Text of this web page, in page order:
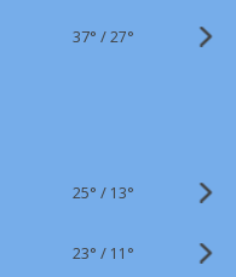
37° /27°
25° / 13°
23° / 11°